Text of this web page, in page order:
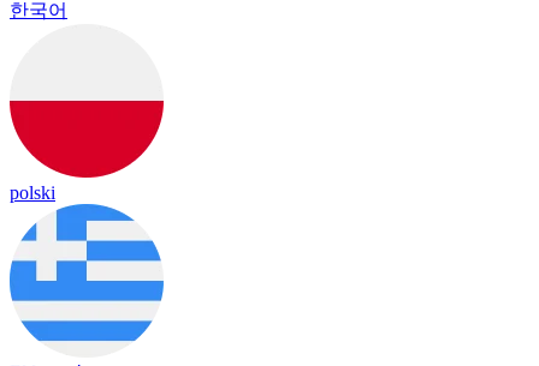
한국어
polski